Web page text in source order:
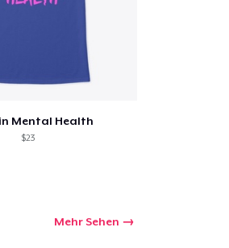
Mental Health
$23
Mehr Sehen